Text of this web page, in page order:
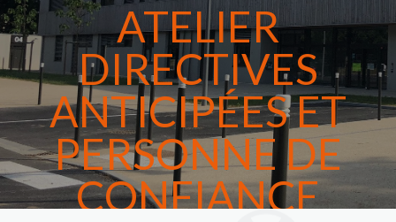
ATELIER
DIRECTIVES
ANTICIPÉES ET
PERSONNE DE
CONFIANCE